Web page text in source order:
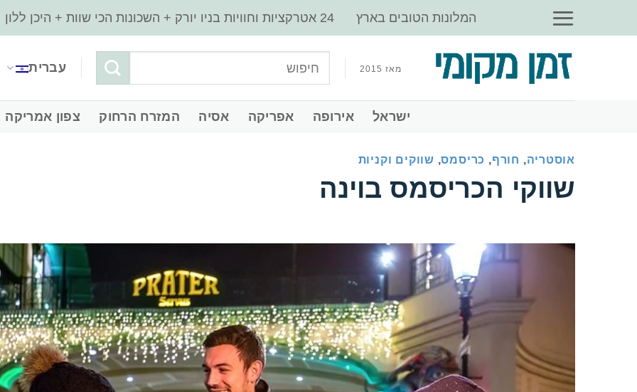
to
‏המלונות הטובים בארץ
מאז 2015 עברית
‏ישראל ‏אירופה ‏אפריקה ‏אסיה ‏המזרח הרחוק ‏צפון אמריקה
אוסטריה, חורף, כריסמס, שווקים וקניות
‏שווקי הכריסמס בוינה